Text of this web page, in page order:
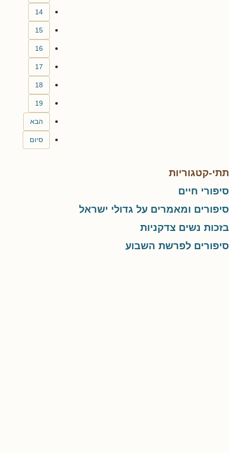
14
15
16
17
18
19
הבא
סיום
תתי-קטגוריות
סיפורי חיים
סיפורים ומאמרים על גדולי ישראל
בזכות נשים צדקניות
סיפורים לפרשת השבוע